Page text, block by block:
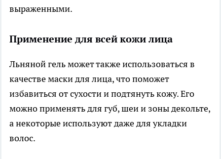
выраженными.
Применение для всей кожи лица
Льняной гель может также использоваться в
качестве маски для лица, что поможет
избавиться от сухости и подтянуть кожу. Его
можно применять для губ, шеи и зоны декольте,
а некоторые используют даже для укладки
волос.